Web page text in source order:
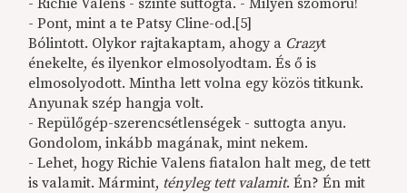
- Richie Valens - szinte suttogta. - Milyen szomorú!
- Pont, mint a te Patsy Cline-od.[5]
Bólintott. Olykor rajtakaptam, ahogy a Crazyt
énekelte, és ilyenkor elmosolyodtam. És ő is
elmosolyodott. Mintha lett volna egy közös titkunk.
Anyunak szép hangja volt.
- Repülőgép-szerencsétlenségek - suttogta anyu.
Gondolom, inkább magának, mint nekem.
- Lehet, hogy Richie Valens fiatalon halt meg, de tett
is valamit. Mármint, tényleg tett valamit. Én? Én mit